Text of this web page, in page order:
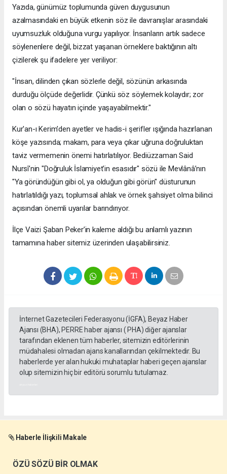
​Yazıda, günümüz toplumunda güven duygusunun
azalmasındaki en büyük etkenin söz ile davranışlar arasındaki
uyumsuzluk olduğuna vurgu yapılıyor. İnsanların artık sadece
söylenenlere değil, bizzat yaşanan örneklere baktığının altı
çizilerek şu ifadelere yer veriliyor:
​"İnsan, dilinden çıkan sözlerle değil, sözünün arkasında
durduğu ölçüde değerlidir. Çünkü söz söylemek kolaydır; zor
olan o sözü hayatın içinde yaşayabilmektir."
​Kur'an-ı Kerim'den ayetler ve hadis-i şerifler ışığında hazırlanan
köşe yazısında; makam, para veya çıkar uğruna doğruluktan
taviz vermemenin önemi hatırlatılıyor. Bediüzzaman Said
Nursî’nin "Doğruluk İslamiyet'in esasıdır" sözü ile Mevlânâ’nın
"Ya göründüğün gibi ol, ya olduğun gibi görün" düsturunun
hatırlatıldığı yazı, toplumsal ahlak ve örnek şahsiyet olma bilinci
açısından önemli uyarılar barındırıyor.
​İlçe Vaizi Şaban Peker’in kaleme aldığı bu anlamlı yazının
tamamına haber sitemiz üzerinden ulaşabilirsiniz.
İnternet Gazetecileri Federasyonu (İGFA), Beyaz Haber
Ajansı (BHA), PERRE haber ajansı ( PHA) diğer ajanslar
tarafından eklenen tüm haberler, sitemizin editörlerinin
müdahalesi olmadan ajans kanallarından çekilmektedir. Bu
haberlerde yer alan hukuki muhataplar haberi geçen ajanslar
olup sitemizin hiç bir editörü sorumlu tutulamaz.
Haberle İlişkili Makale
ÖZÜ SÖZÜ BİR OLMAK